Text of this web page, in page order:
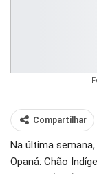
Compartilhar
O email
Na última
Opaná: Chão